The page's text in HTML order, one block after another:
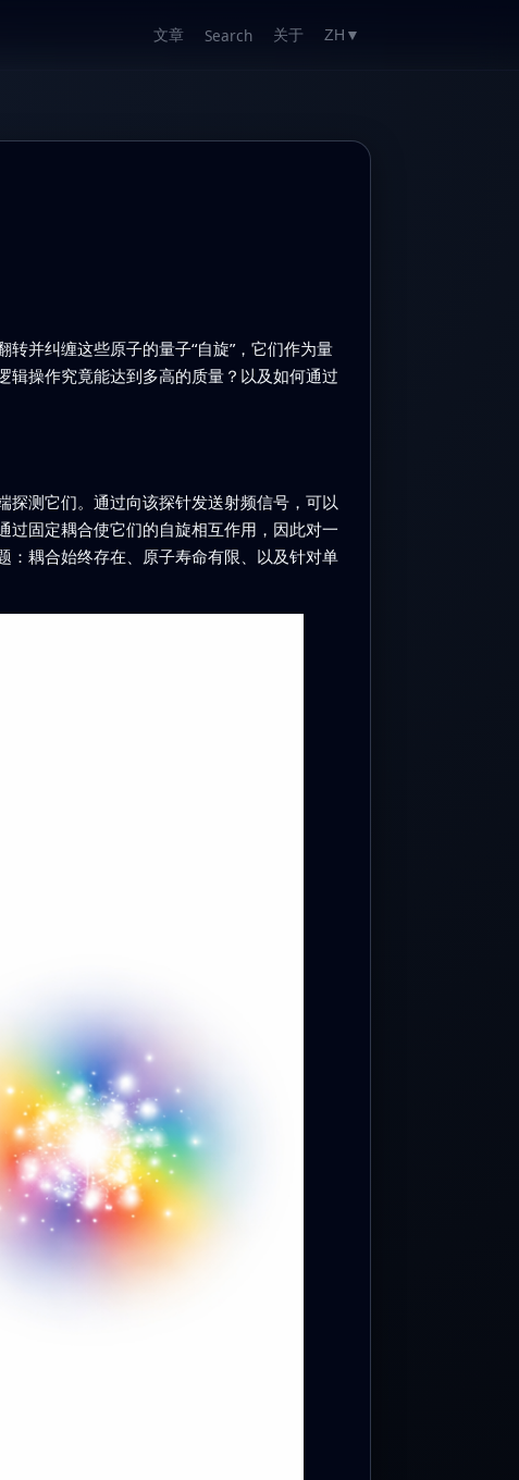
文章 Search 关于 ZH ▼
并纠缠这些原子的量子“自旋”，它们作为量
操作究竟能达到多高的质量？以及如何通过
测它们。通过向该探针发送射频信号，可以
固定耦合使它们的自旋相互作用，因此对一
：耦合始终存在、原子寿命有限、以及针对单